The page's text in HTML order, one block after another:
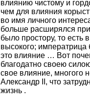
влиянию чистому и
чем для влияния
во имя личного
больше расширялся
было простору, то есть
высокого; императрица
это влияние … Вот
благодатно своею
свое влияние, многого
Александр II, что
жизнь .